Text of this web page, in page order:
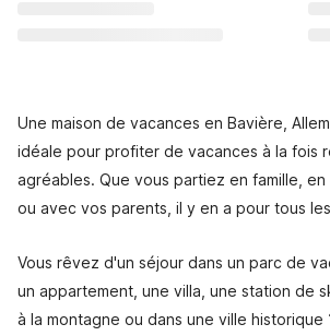
Une maison de vacances en Bavière,
idéale pour profiter de vacances à la fois
agréables. Que vous partiez en famille,
ou avec vos parents, il y en a pour tous
Vous rêvez d'un séjour dans un parc de
un appartement, une villa, une station de
à la montagne ou dans une ville historique